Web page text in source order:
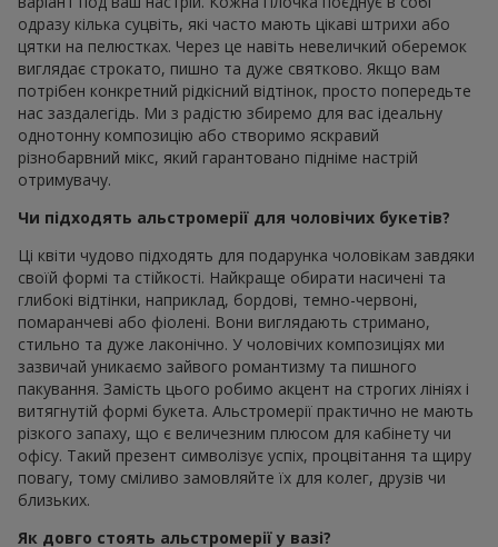
одразу кілька суцвіть, які часто мають цікаві штрихи або
цятки на пелюстках. Через це навіть невеличкий оберемок
виглядає строкато, пишно та дуже святково. Якщо вам
потрібен конкретний рідкісний відтінок, просто попередьте
нас заздалегідь. Ми з радістю збиремо для вас ідеальну
однотонну композицію або створимо яскравий
різнобарвний мікс, який гарантовано підніме настрій
отримувачу.
Чи підходять альстромерії для чоловічих букетів?
Ці квіти чудово підходять для подарунка чоловікам завдяки
своїй формі та стійкості. Найкраще обирати насичені та
глибокі відтінки, наприклад, бордові, темно-червоні,
помаранчеві або фіолені. Вони виглядають стримано,
стильно та дуже лаконічно. У чоловічих композиціях ми
зазвичай уникаємо зайвого романтизму та пишного
пакування. Замість цього робимо акцент на строгих лініях і
витягнутій формі букета. Альстромерії практично не мають
різкого запаху, що є величезним плюсом для кабінету чи
офісу. Такий презент символізує успіх, процвітання та щиру
повагу, тому сміливо замовляйте їх для колег, друзів чи
близьких.
Як довго стоять альстромерії у вазі?